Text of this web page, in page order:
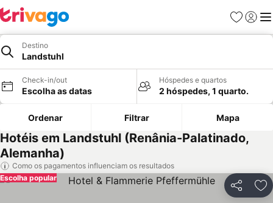
Favoritos
Iniciar
Destino
Landstuhl
Check-in/out
Escolha as datas
Hóspedes e quartos
2 hóspedes, 1 quarto.
Ordenar Filtrar Mapa
Hotéis em Landstuhl (Renânia-Palatinado,
Alemanha)
Como os pagamentos influenciam os resultados
Partilhar
Escolha popular